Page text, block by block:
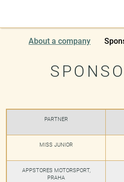
About a company
PARTNER
MISS JUNIOR
APPSTORES MOTORSPORT,
PRAHA